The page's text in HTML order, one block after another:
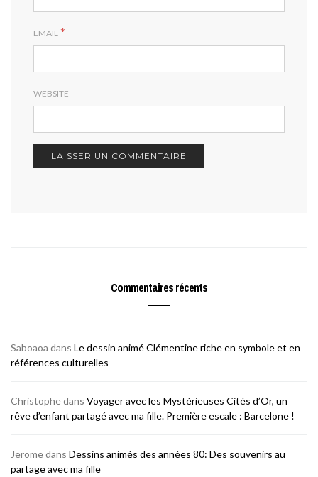
EMAIL *
WEBSITE
Commentaires récents
Saboaoa dans Le dessin animé Clémentine riche en symbole et en
références culturelles
Christophedans Voyager avec les Mystérieuses Cités d’Or, un
rêve d’enfant partagé avec ma fille. Première escale : Barcelone !
Jeromedans Dessins animés des années 80: Des souvenirs au
partage avec ma fille